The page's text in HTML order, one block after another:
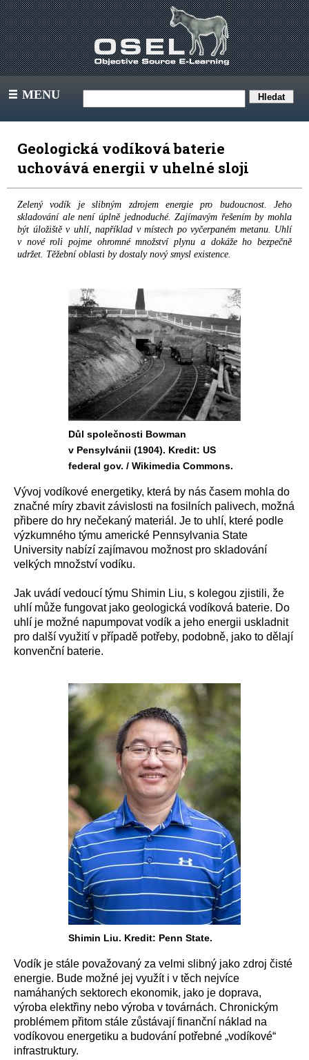
III MENU
Geologická vodíková baterie
uchovává energii v uhelné sloji
Zelený vodík je slibným zdrojem energie pro budoucnost. Jeho
skladování ale není úplně jednoduché. Zajímavým řešením by mohla
být úložiště v uhlí, například v místech po vyčerpaném metanu. Uhlí
v nové roli pojme ohromné množství plynu a dokáže ho bezpečně
udržet. Těžební oblasti by dostaly nový smysl existence.
Důl společnosti Bowman
v Pensylvánii (1904). Kredit: US
federal gov. / Wikimedia Commons.
Vývoj vodíkové energetiky, která by nás časem mohla do
značné míry zbavit závislosti na fosilních palivech, možná
přibere do hry nečekaný materiál. Je to uhlí, které podle
výzkumného týmu americké Pennsylvania State
University nabízí zajímavou možnost pro skladování
velkých množství vodíku.
Jak uvádí vedoucí týmu Shimin Liu, s kolegou zjistili, že
uhlí může fungovat jako geologická vodíková baterie. Do
uhlí je možné napumpovat vodík a jeho energii uskladnit
pro další využití v případě potřeby, podobně, jako to dělají
konvenční baterie.
Shimin Liu. Kredit: Penn State.
Vodík je stále považovaný za velmi slibný jako zdroj čisté
energie. Bude možné jej využít i v těch nejvíce
namáhaných sektorech ekonomik, jako je doprava,
výroba elektřiny nebo výroba v továrnách. Chronickým
problémem přitom stále zůstávají finanční náklad na
vodíkovou energetiku a budování potřebné „vodíkové“
infrastruktury.